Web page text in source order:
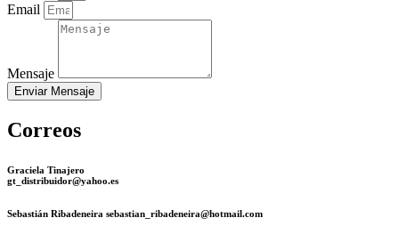
Email
Mensaje
Enviar Mensaje
Correos
Graciela Tinajero
gt_distribuidor@yahoo.es
Sebastián Ribadeneira sebastian_ribadeneira@hotmail.com